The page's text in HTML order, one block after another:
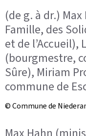
(de g. à dr.)
Famille, des
et de l’Accueil),
(bourgmestre,
Sûre), Miriam
commune de
© Commune de